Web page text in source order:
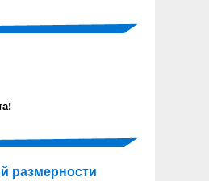
размерности